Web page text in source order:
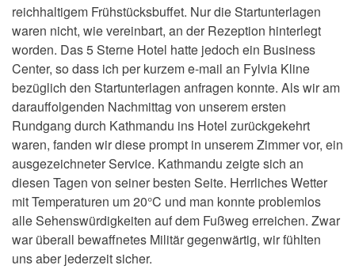
reichhaltigem Frühstücksbuffet. Nur die Startunterlagen
waren nicht, wie vereinbart, an der Rezeption hinterlegt
worden. Das 5 Sterne Hotel hatte jedoch ein Business
Center, so dass ich per kurzem e-mail an Fylvia Kline
bezüglich den Startunterlagen anfragen konnte. Als wir am
darauffolgenden Nachmittag von unserem ersten
Rundgang durch Kathmandu ins Hotel zurückgekehrt
waren, fanden wir diese prompt in unserem Zimmer vor, ein
ausgezeichneter Service. Kathmandu zeigte sich an
diesen Tagen von seiner besten Seite. Herrliches Wetter
mit Temperaturen um 20°C und man konnte problemlos
alle Sehenswürdigkeiten auf dem Fußweg erreichen. Zwar
war überall bewaffnetes Militär gegenwärtig, wir fühlten
uns aber jederzeit sicher.